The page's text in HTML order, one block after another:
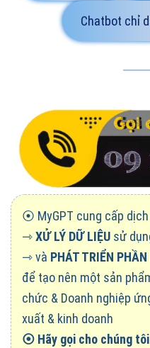
Chatbot chỉ
⦿ MyGPT cung cấp
⇾XỬ LÝ DỮ LIỆU sử
⇾ và PHÁT TRIỂN
để tạo nên một sản
chức & Doanh nghiệp
xuất & kinh doanh
⦿ Hãy gọi cho chúng